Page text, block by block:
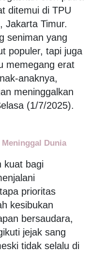
ditemui di TPU
Jakarta Timur.
seniman yang
populer, tapi juga
memegang erat
anaknya,
meninggalkan
(1/7/2025).
Meninggal Dunia
kuat bagi
prioritas
kesibukan
bersaudara,
jejak sang
tidak selalu di